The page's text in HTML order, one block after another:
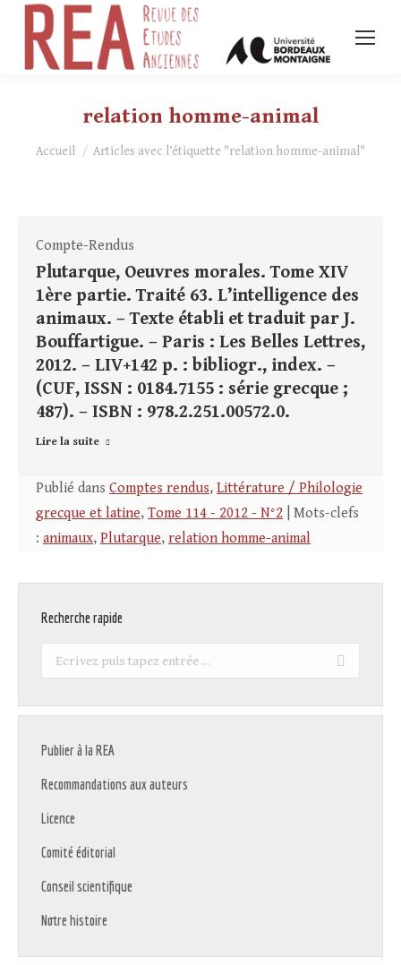
relation homme-animal
Vous êtes ici :
Accueil Articles avec l’étiquette "relation homme-animal"
Compte-Rendus
Plutarque, Oeuvres morales. Tome XIV
1ère partie. Traité 63. L’intelligence des
animaux. – Texte établi et traduit par J.
Bouffartigue. – Paris : Les Belles Lettres,
2012. – LIV+142 p. : bibliogr., index. –
(CUF, ISSN : 0184.7155 : série grecque ;
487). – ISBN : 978.2.251.00572.0.
Lire la suite
Publié dans Comptes rendus, Littérature / Philologie
grecque et latine, Tome 114 - 2012 - N°2 | Mots-clefs
: animaux, Plutarque, relation homme-animal
Recherche rapide
Recherche
Publier à la REA
Recommandations aux auteurs
Licence
Comité éditorial
Conseil scientifique
Notre histoire